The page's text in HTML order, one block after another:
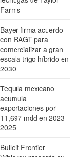
Farms
Bayer firma acuerdo
con RAGT para
comercializar a gran
escala trigo híbrido en
2030
Tequila mexicano
acumula
exportaciones por
11,697 mdd en 2023-
2025
Bulleit Frontier